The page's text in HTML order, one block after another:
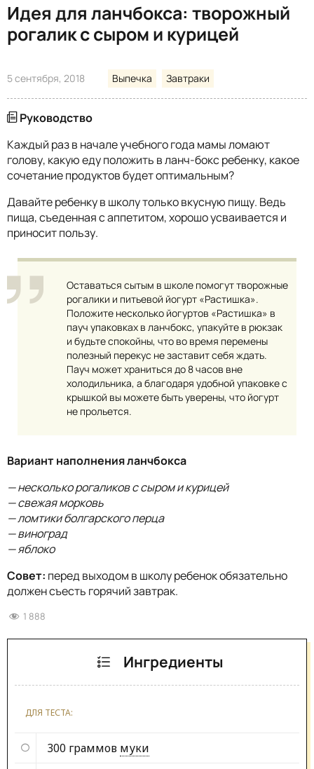
Идея для ланчбокса: творожный
рогалик с сыром и курицей
5 сентября, 2018 Выпечка Завтраки
Руководство
Каждый раз в начале учебного года мамы ломают
голову, какую еду положить в ланч-бокс ребенку, какое
сочетание продуктов будет оптимальным?
Давайте ребенку в школу только вкусную пищу. Ведь
пища, съеденная с аппетитом, хорошо усваивается и
приносит пользу.
Оставаться сытым в школе помогут творожные
рогалики и питьевой йогурт «Растишка».
Положите несколько йогуртов «Растишка» в
пауч упаковках в ланчбокс, упакуйте в рюкзак
и будьте спокойны, что во время перемены
полезный перекус не заставит себя ждать.
Пауч может храниться до 8 часов вне
холодильника, а благодаря удобной упаковке с
крышкой вы можете быть уверены, что йогурт
не прольется.
Вариант наполнения ланчбокса
— несколько рогаликов с сыром и курицей
— свежая морковь
— ломтики болгарского перца
— виноград
— яблоко
Совет: перед выходом в школу ребенок обязательно
должен съесть горячий завтрак.
1 888
Ингредиенты
ДЛЯ ТЕСТА:
300 граммов муки